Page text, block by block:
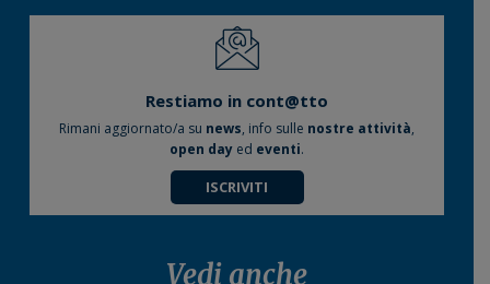
Restiamo in cont@tto
Rimani aggiornato/a su news, info sulle nostre attività,
open day ed eventi.
ISCRIVITI
Vedi anche